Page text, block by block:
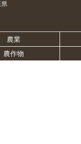
県
農業
農作物